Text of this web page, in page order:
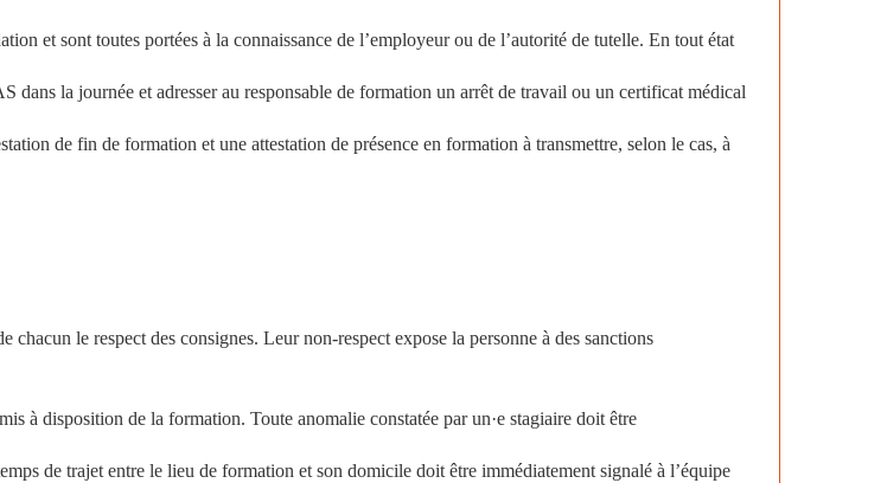
et sont toutes portées à la connaissance de l’employeur ou de l’autorité de tutelle. En tout état
la journée et adresser au responsable de formation un arrêt de travail ou un certificat médical
de fin de formation et une attestation de présence en formation à transmettre, selon le cas, à
le respect des consignes. Leur non-respect expose la personne à des sanctions
à disposition de la formation. Toute anomalie constatée par un·e stagiaire doit être
de trajet entre le lieu de formation et son domicile doit être immédiatement signalé à l’équipe